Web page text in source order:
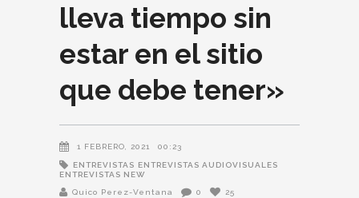
lleva tiempo sin
estar en el sitio
que debe tener»
1 FEBRERO, 2021 00:23
ENTREVISTAS ENTREVISTAS AUDIOVISUALES
ENTREVISTAS NEW
Quico Perez-Ventana
0 25